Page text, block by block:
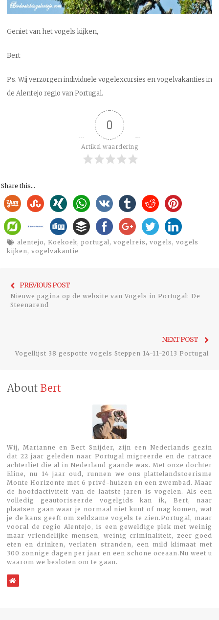
Geniet van het vogels kijken,
Bert
P.s. Wij verzorgen individuele vogelexcursies en vogelvakanties in
de Alentejo regio van Portugal.
0
Artikel waardering
Share this...
alentejo , Koekoek, portugal, vogelreis , vogels , vogels
kijken, vogelvakantie
navigatie
PREVIOUS POST
post:
Nieuwe pagina op de website van Vogels in Portugal: De
Steenarend
NEXT POST
Vogellijst 38 gespotte vogels Steppen 14-11-2013 Portugal
About Bert
Wij, Marianne en Bert Snijder, zijn een Nederlands gezin
dat 22 jaar geleden naar Portugal migreerde en de ratrace
achterliet die al in Nederland gaande was. Met onze dochter
Eline, nu 14 jaar oud, runnen we ons plattelandstoerisme
Monte Horizonte met 6 privé-huizen en een zwembad. Maar
de hoofdactiviteit van de laatste jaren is vogelen. Als een
volledig geautoriseerde vogelgids kan ik, Bert, naar
plaatsen gaan waar je normaal niet kunt of mag komen, wat
je de kans geeft om zeldzame vogels te zien.Portugal, maar
vooral de regio Alentejo, is een geweldige plek met weinig
maar vriendelijke mensen, weinig criminaliteit, zeer goed
eten en drinken, verlaten stranden, een mild klimaat met
300 zonnige dagen per jaar en een schone oceaan.Nu weet u
waarom we besloten om te gaan.